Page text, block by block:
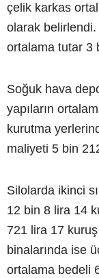
çelik karkas
olarak
ortalama tutar 3
Soğuk hava
yapıların
kurutma
maliyeti 5 bin
Silolarda ikinci
12 bin 8 lira 14
721 lira 17
binalarında ise
ortalama bedeli